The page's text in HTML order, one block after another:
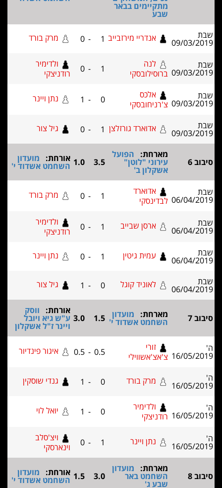
אנדריי מירזבייב 1
-
0 מרק בורד
לנה
1
-
0
ולדימיר
רודניצקי
אלכס
0
-
1 נתן ויינר
אדוארד גורזלצן 1
-
0 גיל צור
"לוטן" 3.5
1.0 אורחת:מועדון
השחמט אשדוד י'
אדוארד
1
-
0 מרק בורד
ארסן שבייב 1
-
0
ולדימיר
רודניצקי
עמית גיטין 1
-
0 נתן ויינר
לאוניד קוגל 0
-
1 גיל צור
מועדון
אשדוד י' 1.5
3.0
אורחת:
ע"ש גיא ויובל
ויינר ז"ל אשקלון
זורי
0.5
0.5 איגור פינדיור
מרק בורד 0
-
1 גנדי שוסקין
ולדימיר
0
-
1 יואל לוי
נתן ויינר 1
-
0
ויצ'סלב
וינארסקי
באר 3.0
1.5 אורחת:מועדון
השחמט אשדוד י'